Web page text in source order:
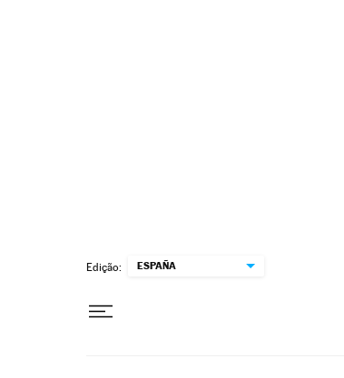
Edição: ESPAÑA